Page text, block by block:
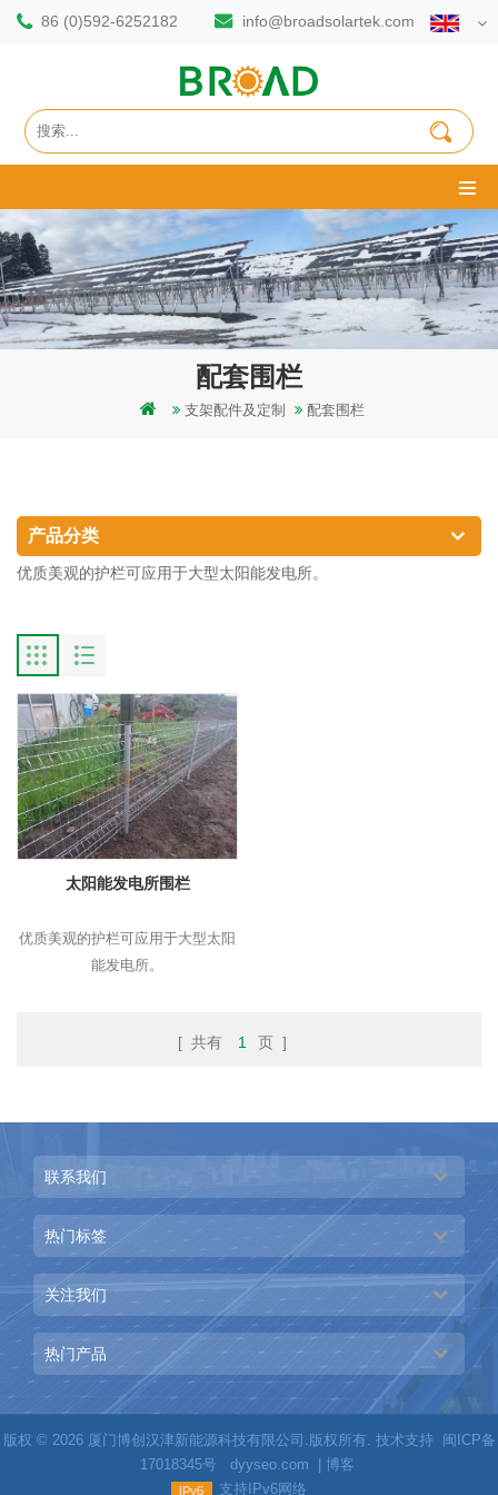
86 (0)592-6252182 info@broadsolartek.com
配套围栏
支架配件及定制 配套围栏
产品分类
优质美观的护栏可应用于大型太阳能发电所。
太阳能发电所围栏
优质美观的护栏可应用于大型太阳
能发电所。
[ 共有 1 页 ]
联系我们
热门标签
关注我们
热门产品
版权 © 2026 厦门博创汉津新能源科技有限公司.版权所有. 技术支持
闽ICP备
17018345号
dyyseo.com
博客
支持IPv6网络